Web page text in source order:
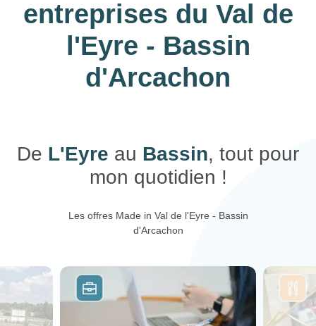
entreprises du Val de
l'Eyre - Bassin
d'Arcachon
De L'Eyre au Bassin, tout pour
mon quotidien !
Les offres Made in Val de l'Eyre - Bassin
d'Arcachon